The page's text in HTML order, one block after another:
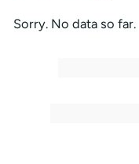
Sorry. No data so far.